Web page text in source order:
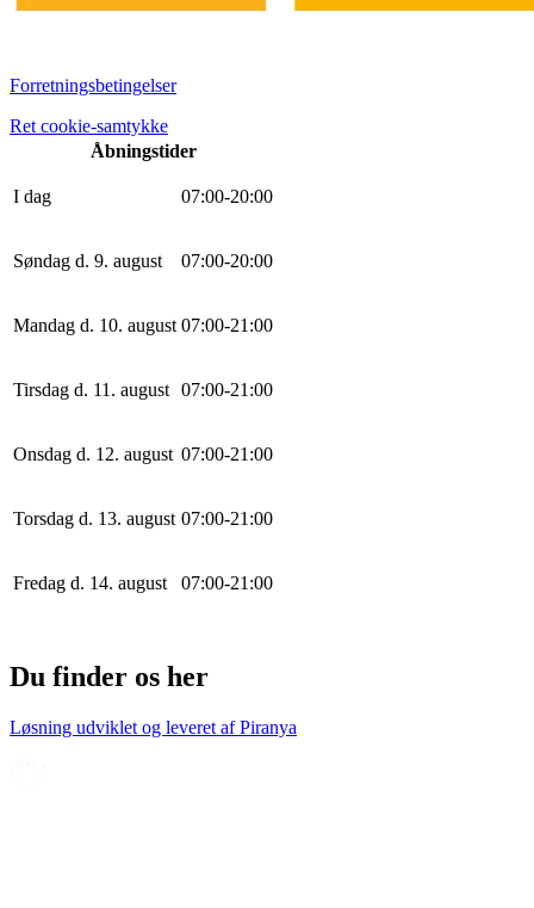
Forretningsbetingelser
Ret cookie-samtykke
Åbningstider
I dag 07:00-20:00
Søndag d. 9. august 07:00-20:00
Mandag d. 10. august 07:00-21 :00
Tirsdag d. 11. august 07:00-21 :00
Onsdag d. 12. august 07:00-21 :00
Torsdag d. 13. august 07:00-21 :00
Fredag d. 14. august 07:00-21 :00
Du finder os her
Løsning udviklet og leveret afPiranya